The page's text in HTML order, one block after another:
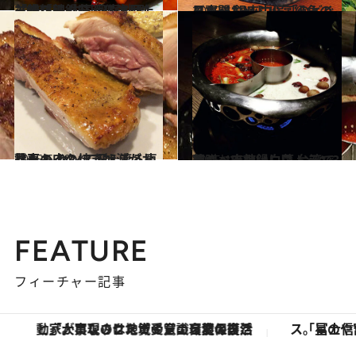
2016.1.4
羊肉ブームを深化させた羊鍋料理 中国家庭料理「味坊鉄鍋荘」に注目！
グルメ 2015.12.14
日本一おいしい高級魚のしゃぶしゃぶ！ 「のどぐろ専門 銀座中俣」
グルメ
2015.6.10
鶏もも肉の焼き加減がお見事！ センス冴え渡る恵比寿のイタリアン
グルメ 2015.10.27
薬膳、麻辣、白菜……ヘルシーでおいしい 台湾で行くべき火鍋レストラン3選
旅＆お出かけ
FEATURE
フィーチャー記事
「大事なのは地域の意識を変えること」。ロレックス賞受賞の自然保護活動家が実現させたナイジェリアの自然環境の復活